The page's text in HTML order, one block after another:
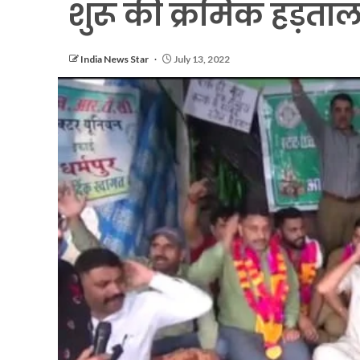
शुरू की क्रमिक
India News Star July 13, 2022